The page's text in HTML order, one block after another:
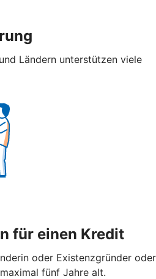
Ländern unterstützen viele
für einen Kredit
oder Existenzgründer oder
fünf Jahre alt.